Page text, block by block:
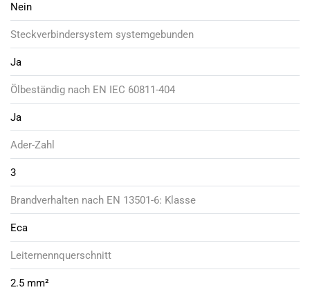
Nein
Steckverbindersystem systemgebunden
Ja
Ölbeständig nach EN IEC 60811-404
Ja
Ader-Zahl
3
Brandverhalten nach EN 13501-6: Klasse
Eca
Leiternennquerschnitt
2.5 mm²